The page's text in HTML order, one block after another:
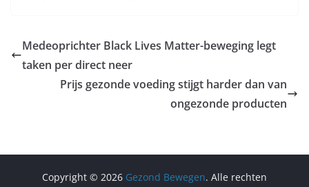
Medeoprichter Black Lives Matter-beweging legt
taken per direct neer
Prijs gezonde voeding stijgt harder dan van
ongezonde producten
Copyright © 2026 Gezond Bewegen. Alle rechten